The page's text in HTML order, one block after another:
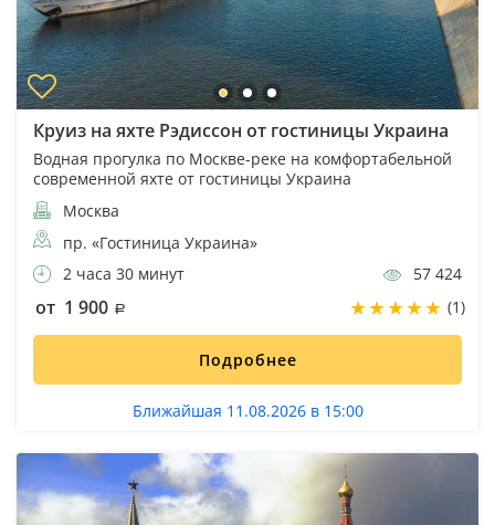
Круиз на яхте Рэдиссон от гостиницы Украина
Водная прогулка по Москве-реке на комфортабельной
современной яхте от гостиницы Украина
Москва
пр. «Гостиница Украина»
2 часа 30 минут
57 424
от 1 900 (1)
Подробнее
Ближайшая 11.08.2026 в 15:00